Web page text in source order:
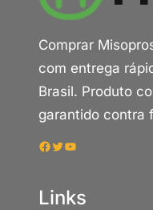
Comprar
com entrega
Brasil. Produto
garantido contra
Facebook Twitter Youtube
Links